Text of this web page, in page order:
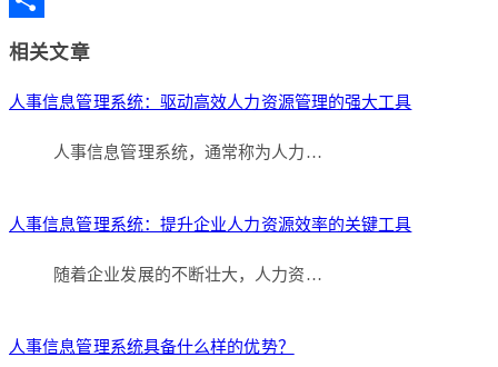
相关文章
人事信息管理系统：驱动高效人力资源管理的强大工具
人事信息管理系统，通常称为人力…
人事信息管理系统：提升企业人力资源效率的关键工具
随着企业发展的不断壮大，人力资…
人事信息管理系统具备什么样的优势？